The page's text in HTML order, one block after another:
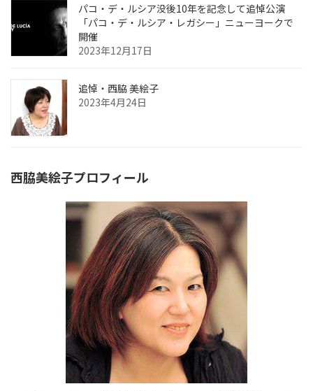
パコ・デ・ルシア没後10年を記念して追悼公演
「パコ・デ・ルシア・レガシー」ニューヨークで
開催
2023年12月17日
追悼・西脇 美絵子
2023年4月24日
西脇美絵子プロフィール